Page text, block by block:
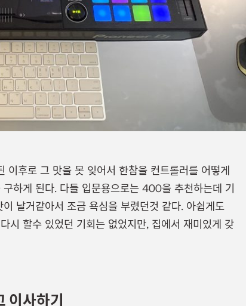
후로 그 맛을 못 잊어서 한참을 컨트롤러를 어떻게
하게 된다. 다들 입문용으로는 400을 추천하는데 기
날거같아서 조금 욕심을 부렸던것 같다. 아쉽게도
시 할수 있었던 기회는 없었지만, 집에서 재미있게 갖
사하기